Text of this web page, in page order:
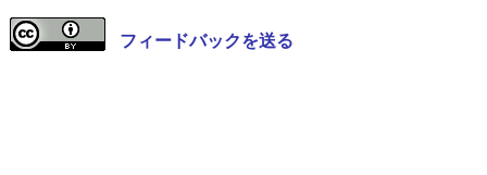
フィードバックを送る